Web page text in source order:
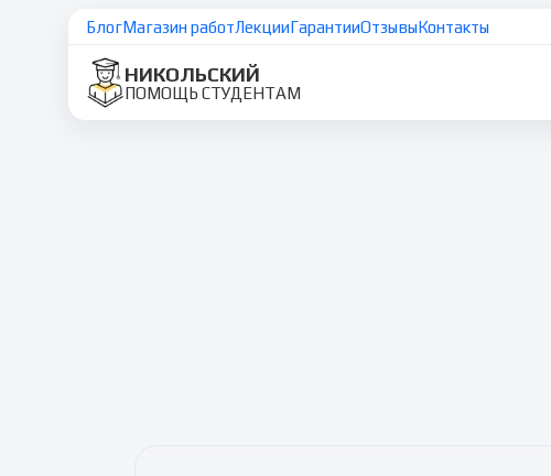
БлогМагазин работЛекцииГарантииОтзывыКонтакты
НИКОЛЬСКИЙ
ПОМОЩЬ СТУДЕНТАМ